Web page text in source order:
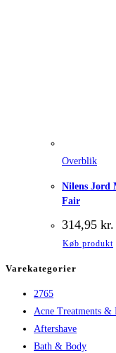
Overblik
Nilens Jord
Fair
314,95 kr.
Køb produkt
Varekategorier
2765
Acne Treatments &
Aftershave
Bath & Body